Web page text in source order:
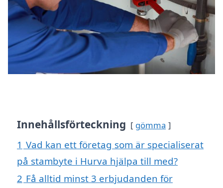
Innehållsförteckning gömma
1 Vad kan ett företag som är specialiserat
på stambyte i Hurva hjälpa till med?
2 Få alltid minst 3 erbjudanden för